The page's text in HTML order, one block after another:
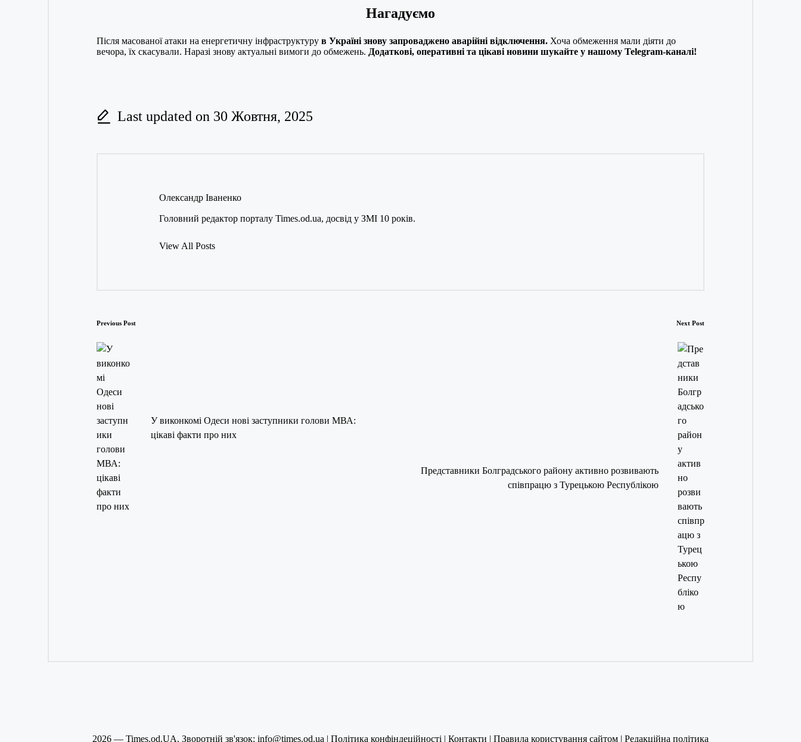
Нагадуємо
Після масованої атаки на енергетичну інфраструктуру в Україні знову запроваджено аварійні відключення.Хоча обмеження мали діяти до
вечора, їх скасували. Наразі знову актуальні вимоги до обмежень. Додаткові, оперативні та цікаві новини шукайте у нашому Telegram-каналі!
Last updated on 30 Жовтня, 2025
Олександр Іваненко
Головний редактор порталу Times.od.ua, досвід у ЗМІ 10 років.
View All Posts
Post
navigation
Previous Post
У виконкомі Одеси нові заступники голови МВА:
цікаві факти про них
Next Post
Представники Болградського району активно розвивають
співпрацю з Турецькою Республікою
2026 — Times.od.UA. Зворотній зв'язок: info@times.od.ua | Політика конфіндеційності | Контакти | Правила користування сайтом | Редакційна політика